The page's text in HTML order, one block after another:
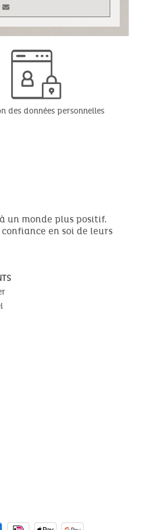
des données personnelles
un monde plus positif.
en soi de leurs